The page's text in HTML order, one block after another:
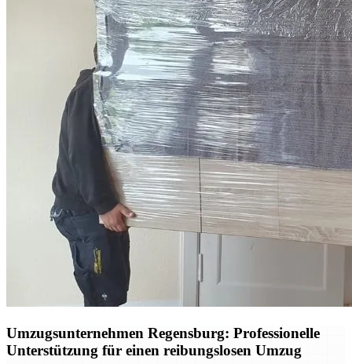
Umzugsunternehmen Regensburg: Professionelle
Unterstützung für einen reibungslosen Umzug